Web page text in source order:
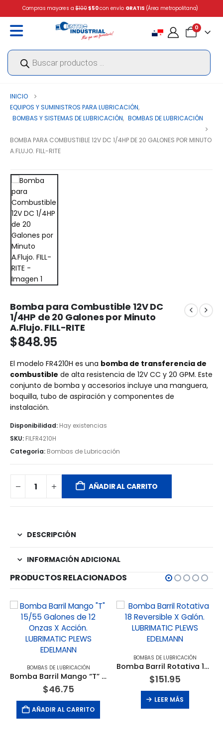
Compras mayores a$100 $50con envío GRATIS (Área metropolitana)
0
Búsqueda
productos
INICIO
EQUIPOS Y SUMINISTROS PARA LUBRICACIÓN,
BOMBAS Y SISTEMAS DE LUBRICACIÓN, BOMBAS DE LUBRICACIÓN
BOMBA PARA COMBUSTIBLE 12V DC 1/4HP DE 20 GALONES POR MINUTO
A.FLUJO. FILL-RITE
Bomba para Combustible 12V DC
1/4HP de 20 Galones por Minuto
A.Flujo. FILL-RITE
$848.95
El modelo FR4210H es una bomba de transferencia de
combustible de alta resistencia de 12V CC y 20 GPM. Este
conjunto de bomba y accesorios incluye una manguera,
boquilla, tubo de aspiración y componentes de
instalación.
Disponibilidad: Hay existencias
SKU: FILFR4210H
Categoría: Bombas de Lubricación
AÑADIR AL CARRITO
DESCRIPCIÓN
INFORMACIÓN ADICIONAL
PRODUCTOS RELACIONADOS
BOMBAS DE LUBRICACIÓN
Bomba Barril Mango “T” 15/55 Galones de 12 Onzas X Acción. LUBRIMATIC PLEWS EDELMANN
$46.75
AÑADIR AL CARRITO
BOMBAS DE LUBRICACIÓN
Bomba Barril Rotativa 18 Reversible X Galón. LUBRIMATIC PLEWS EDELMANN
$151.95
LEER MÁS